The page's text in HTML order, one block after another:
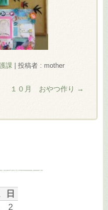
課 投稿者 : mother
１０月 おやつ作り →
日
2